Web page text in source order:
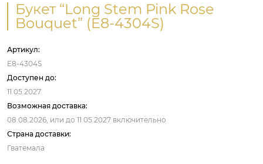
Букет “Long Stem Pink Rose
Bouquet” (E8-4304S)
Артикул:
E8-4304S
Доступен до:
11.05.2027
Возможная доставка:
08.08.2026, или до 11.05.2027 включительно
Страна доставки:
Гватемала